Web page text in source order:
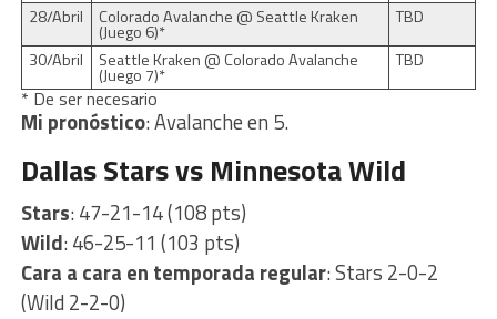
28/Abril
Colorado Avalanche @ Seattle Kraken
(Juego 6)*
TBD
30/Abril
Seattle Kraken @ Colorado Avalanche
(Juego 7)*
TBD
* De ser necesario
Mi pronóstico: Avalanche en 5.
Dallas Stars vs Minnesota Wild
Stars: 47-21-14 (108 pts)
Wild: 46-25-11 (103 pts)
Cara a cara en temporada regular: Stars 2-0-2
(Wild 2-2-0)